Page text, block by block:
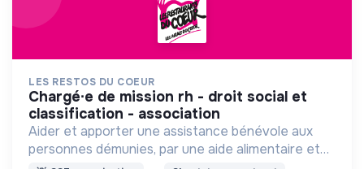
LES RESTOS DU COEUR
chargé∙e de mission rh - droit social et
classification - association
Aider et apporter une assistance bénévole aux
personnes démunies, par une aide alimentaire et